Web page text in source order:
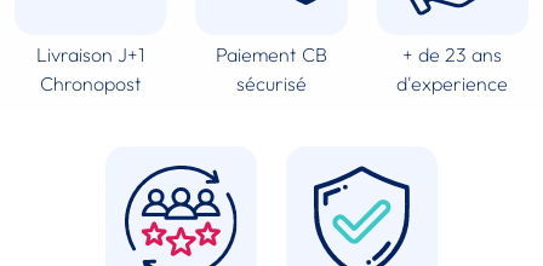
Livraison J+1
Chronopost
Paiement CB
sécurisé
+ de 23 ans
d'experience